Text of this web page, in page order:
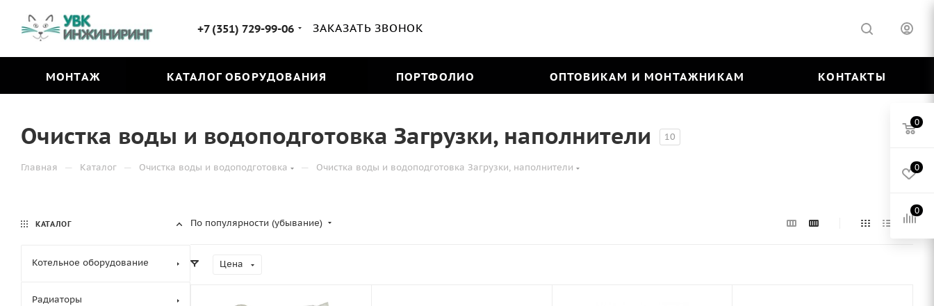
+7 (351) 729-99-06 ЗАКАЗАТЬ ЗВОНОК
МОНТАЖ КАТАЛОГ ОБОРУДОВАНИЯ ПОРТФОЛИО ОПТОВИКАМ И МОНТАЖНИКАМ КОНТАКТЫ
Очистка воды и водоподготовка Загрузки, наполнители 10
Главная — Каталог — Очистка воды и водоподготовка — Очистка воды и водоподготовка Загрузки, наполнители
По популярности (убывание)
Цена
КАТАЛОГ
Котельное оборудование
Радиаторы
0
0
0